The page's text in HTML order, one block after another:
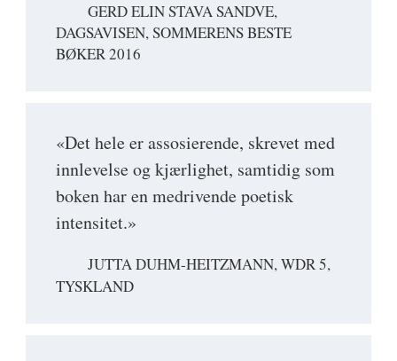
GERD ELIN STAVA SANDVE,
DAGSAVISEN, SOMMERENS BESTE
BØKER 2016
«Det hele er assosierende, skrevet med
innlevelse og kjærlighet, samtidig som
boken har en medrivende poetisk
intensitet.»
JUTTA DUHM-HEITZMANN, WDR 5,
TYSKLAND